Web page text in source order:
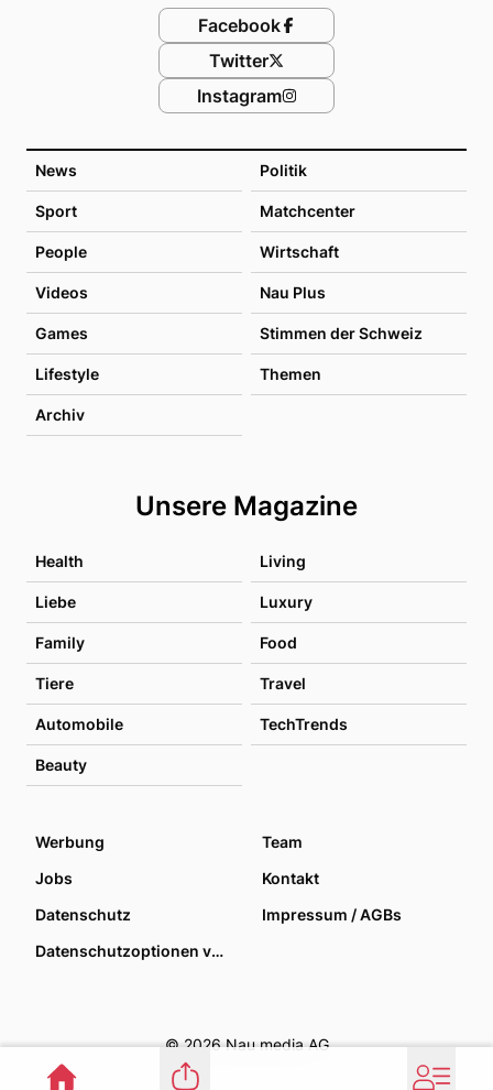
News Politik
Sport Matchcenter
People Wirtschaft
Videos Nau Plus
Games Stimmen der Schweiz
Lifestyle Themen
Archiv
Unsere Magazine
Health Living
Liebe Luxury
Family Food
Tiere Travel
Automobile TechTrends
Beauty
Facebook
Twitter
Instagram
Werbung
Team
Jobs
Kontakt
Datenschutz
Impressum / AGBs
Datenschutzoptionen verwalten
© 2026 Nau media AG